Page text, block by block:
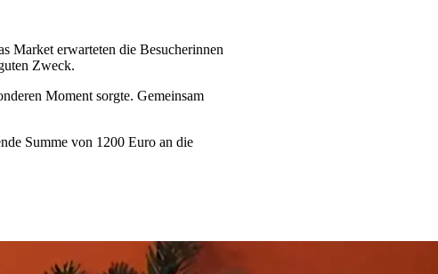
Market erwarteten die Besucherinnen
Zweck.
Moment sorgte. Gemeinsam
Summe von 1200 Euro an die